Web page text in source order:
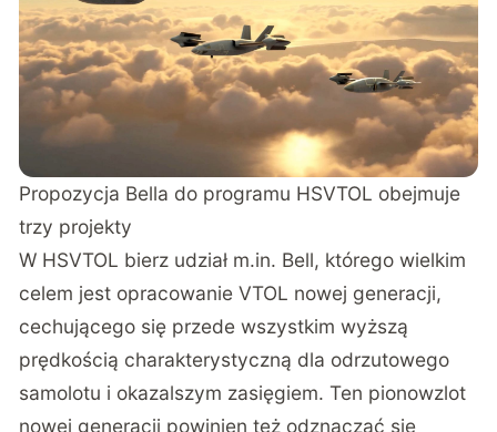
Propozycja Bella do programu HSVTOL obejmuje
trzy projekty
W HSVTOL bierz udział m.in. Bell, którego wielkim
celem jest opracowanie VTOL nowej generacji,
cechującego się przede wszystkim wyższą
prędkością charakterystyczną dla odrzutowego
samolotu i okazalszym zasięgiem. Ten pionowzlot
nowej generacji powinien też odznaczać się